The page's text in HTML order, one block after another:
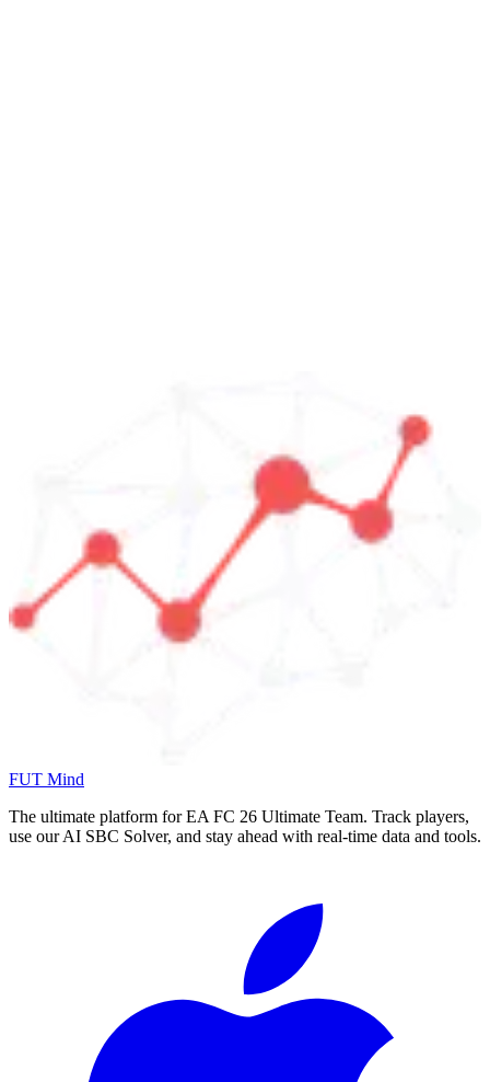
FUT Mind
The ultimate platform for EA FC 26 Ultimate Team. Track players,
use our AI SBC Solver, and stay ahead with real-time data and tools.